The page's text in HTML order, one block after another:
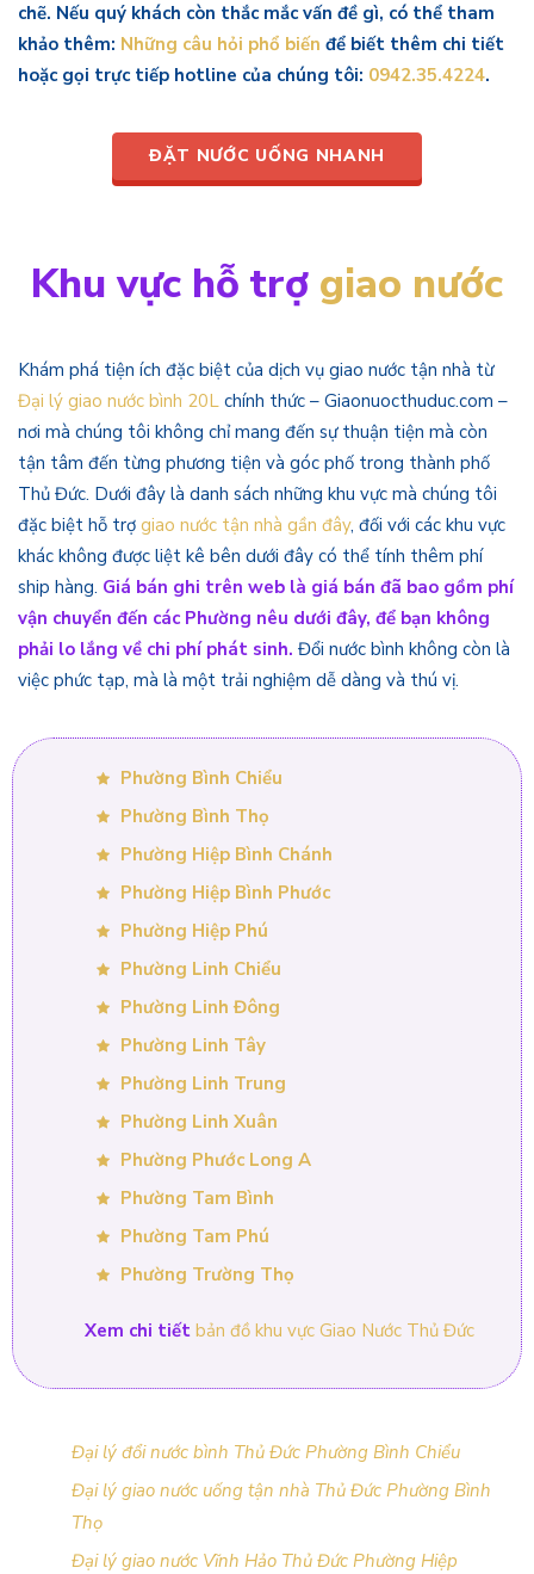
chẽ. Nếu quý khách còn thắc mắc vấn đề gì, có thể tham
khảo thêm: Những câu hỏi phổ biến để biết thêm chi tiết
hoặc gọi trực tiếp hotline của chúng tôi: 0942.35.4224.
ĐẶT NƯỚC UỐNG NHANH
Khu vực hỗ trợ giao nước
Khám phá tiện ích đặc biệt của dịch vụ giao nước tận nhà từ
Đại lý giao nước bình 20L chính thức – Giaonuocthuduc.com –
nơi mà chúng tôi không chỉ mang đến sự thuận tiện mà còn
tận tâm đến từng phương tiện và góc phố trong thành phố
Thủ Đức. Dưới đây là danh sách những khu vực mà chúng tôi
đặc biệt hỗ trợ giao nước tận nhà gần đây, đối với các khu vực
khác không được liệt kê bên dưới đây có thể tính thêm phí
ship hàng. Giá bán ghi trên web là giá bán đã bao gồm phí
vận chuyển đến các Phường nêu dưới đây, để bạn không
phải lo lắng về chi phí phát sinh. Đổi nước bình không còn là
việc phức tạp, mà là một trải nghiệm dễ dàng và thú vị.
Phường Bình Chiểu
Phường Bình Thọ
Phường Hiệp Bình Chánh
Phường Hiệp Bình Phước
Phường Hiệp Phú
Phường Linh Chiểu
Phường Linh Đông
Phường Linh Tây
Phường Linh Trung
Phường Linh Xuân
Phường Phước Long A
Phường Tam Bình
Phường Tam Phú
Phường Trường Thọ
Xem chi tiết bản đồ khu vực Giao Nước Thủ Đức
Đại lý đổi nước bình Thủ Đức Phường Bình Chiểu
Đại lý giao nước uống tận nhà Thủ Đức Phường Bình
Thọ
Đại lý giao nước Vĩnh Hảo Thủ Đức Phường Hiệp